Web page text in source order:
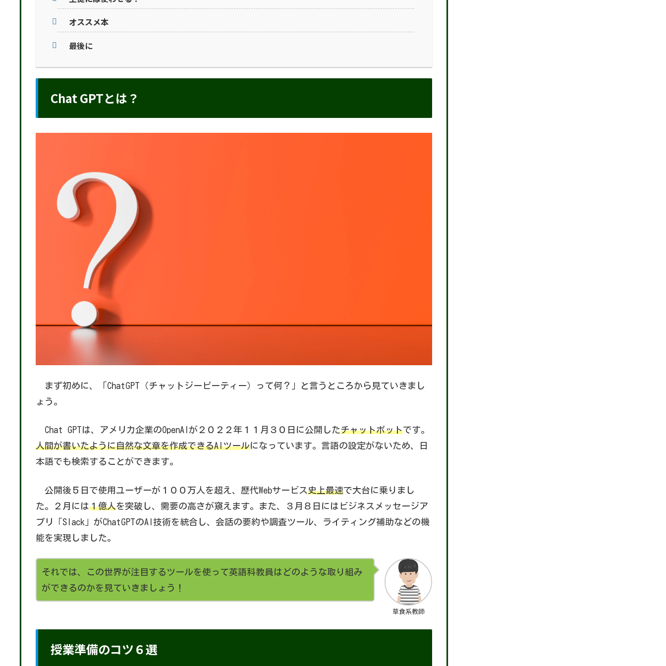
オススメ本
最後に
Chat GPTとは？
まず初めに、「ChatGPT（チャットジーピーティー）って何？」と言うところから見ていきまし
ょう。
Chat GPTは、アメリカ企業のOpenAIが２０２２年１１月３０日に公開したチャットボットです。
人間が書いたように自然な文章を作成できるAIツールになっています。言語の設定がないため、日
本語でも検索することができます。
公開後５日で使用ユーザーが１００万人を超え、歴代Webサービス史上最速で大台に乗りまし
た。２月には１億人を突破し、需要の高さが窺えます。また、３月８日にはビジネスメッセージア
プリ「Slack」がChatGPTのAI技術を統合し、会話の要約や調査ツール、ライティング補助などの機
能を実現しました。
草食系教師
それでは、この世界が注目するツールを使って英語科教員はどのような取り組み
ができるのかを見ていきましょう！
授業準備のコツ６選